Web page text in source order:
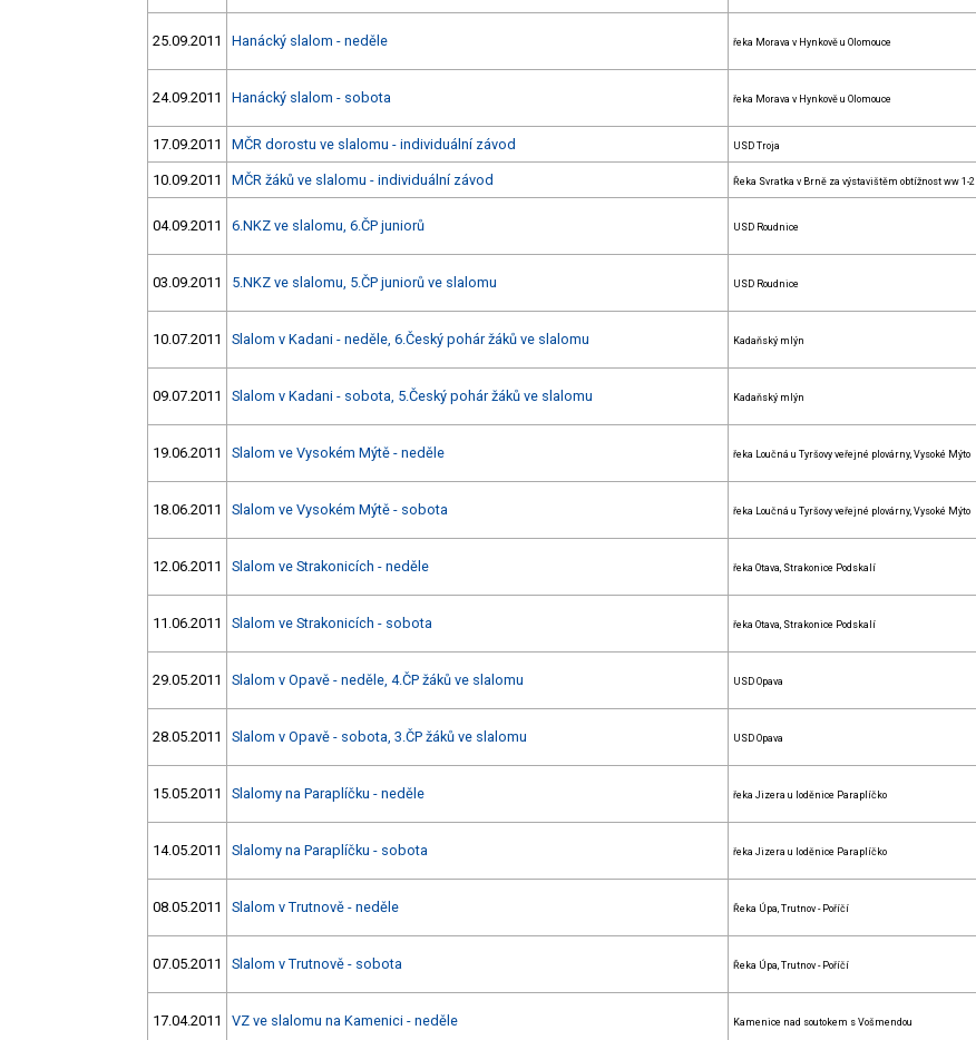
25.09.2011 Hanácký slalom - neděle řeka Morava v Hynkově u Olomouce
24.09.2011 Hanácký slalom - sobota řeka Morava v Hynkově u Olomouce
17.09.2011 MČR dorostu ve slalomu - individuální závod USD Troja
10.09.2011 MČR žáků ve slalomu - individuální závod Řeka Svratka v Brně za výstavištěm obtížnost ww 1-2
04.09.2011 6.NKZ ve slalomu, 6.ČP juniorů USD Roudnice
03.09.2011 5.NKZ ve slalomu, 5.ČP juniorů ve slalomu USD Roudnice
10.07.2011 Slalom v Kadani - neděle, 6.Český pohár žáků ve slalomu Kadaňský mlýn
09.07.2011 Slalom v Kadani - sobota, 5.Český pohár žáků ve slalomu Kadaňský mlýn
19.06.2011 Slalom ve Vysokém Mýtě - neděle řeka Loučná u Tyršovy veřejné plovárny, Vysoké Mýto
18.06.2011 Slalom ve Vysokém Mýtě - sobota řeka Loučná u Tyršovy veřejné plovárny, Vysoké Mýto
12.06.2011 Slalom ve Strakonicích - neděle řeka Otava, Strakonice Podskalí
11.06.2011 Slalom ve Strakonicích - sobota řeka Otava, Strakonice Podskalí
29.05.2011 Slalom v Opavě - neděle, 4.ČP žáků ve slalomu USD Opava
28.05.2011 Slalom v Opavě - sobota, 3.ČP žáků ve slalomu USD Opava
15.05.2011 Slalomy na Paraplíčku - neděle řeka Jizera u loděnice Paraplíčko
14.05.2011 Slalomy na Paraplíčku - sobota řeka Jizera u loděnice Paraplíčko
08.05.2011 Slalom v Trutnově - neděle Řeka Úpa, Trutnov - Poříčí
07.05.2011 Slalom v Trutnově - sobota Řeka Úpa, Trutnov - Poříčí
17.04.2011 VZ ve slalomu na Kamenici - neděle Kamenice nad soutokem s Vošmendou